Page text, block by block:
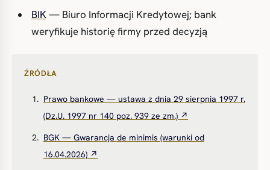
BIK— Biuro Informacji Kredytowej; bank
weryfikuje historię firmy przed decyzją
ŹRÓDŁA
Prawo bankowe — ustawa z dnia 29 sierpnia 1997 r.
(Dz.U. 1997 nr 140 poz. 939 ze zm.) ↗
BGK — Gwarancja de minimis (warunki od
16.04.2026) ↗